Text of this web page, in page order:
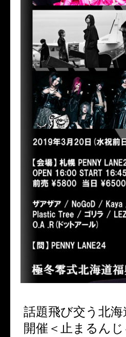
話題飛び交う北
開催＜止まるんじ